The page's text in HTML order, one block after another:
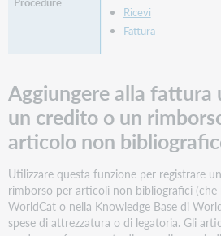
differenti
per
la
voce
di
una
fattura
Modificare
le
imposte,
Ricevi
Fattura
Aggiungere alla fattura
un credito o un
articolo non
Utilizzare questa funzione per registrare
rimborso per articoli non bibliografici
WorldCat o nella Knowledge Base di
spese di attrezzatura o di legatoria. Gli